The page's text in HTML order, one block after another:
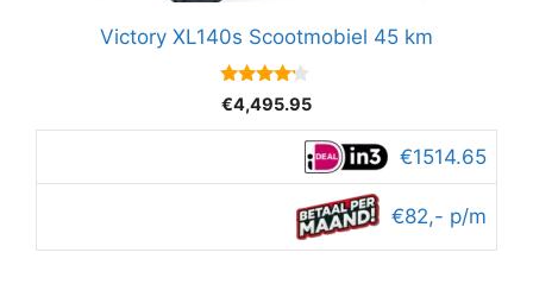
Victory XL140s Scootmobiel 45 km
4
van 5
€4,495.95
€1514.65
€82,- p/m